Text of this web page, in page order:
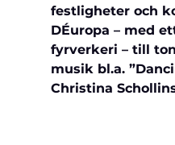
festligheter och
DÉuropa – med
fyrverkeri – till
musik bl.a.
Christina